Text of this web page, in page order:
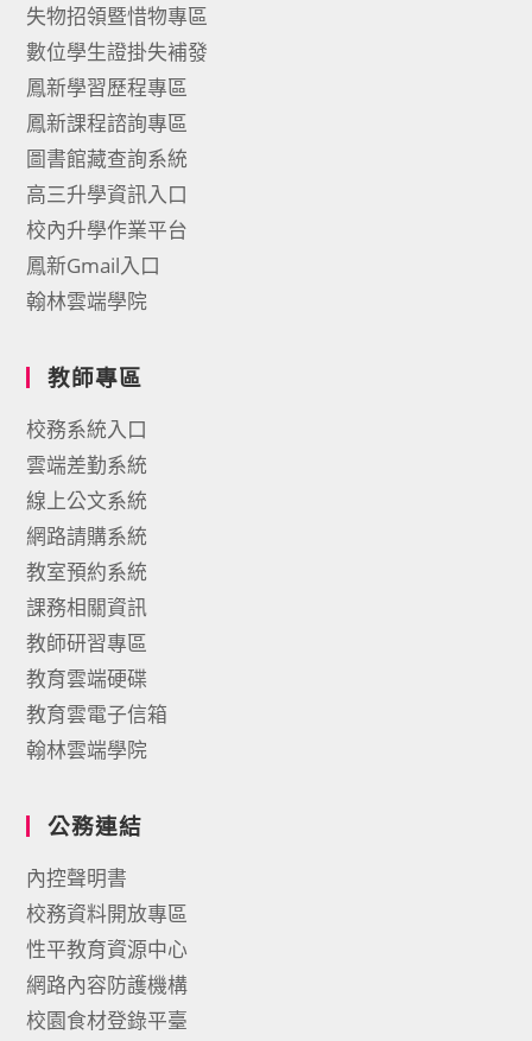
失物招領暨惜物專區
數位學生證掛失補發
鳳新學習歷程專區
鳳新課程諮詢專區
圖書館藏查詢系統
高三升學資訊入口
校內升學作業平台
鳳新Gmail入口
翰林雲端學院
教師專區
校務系統入口
雲端差勤系統
線上公文系統
網路請購系統
教室預約系統
課務相關資訊
教師研習專區
教育雲端硬碟
教育雲電子信箱
翰林雲端學院
公務連結
內控聲明書
校務資料開放專區
性平教育資源中心
網路內容防護機構
校園食材登錄平臺